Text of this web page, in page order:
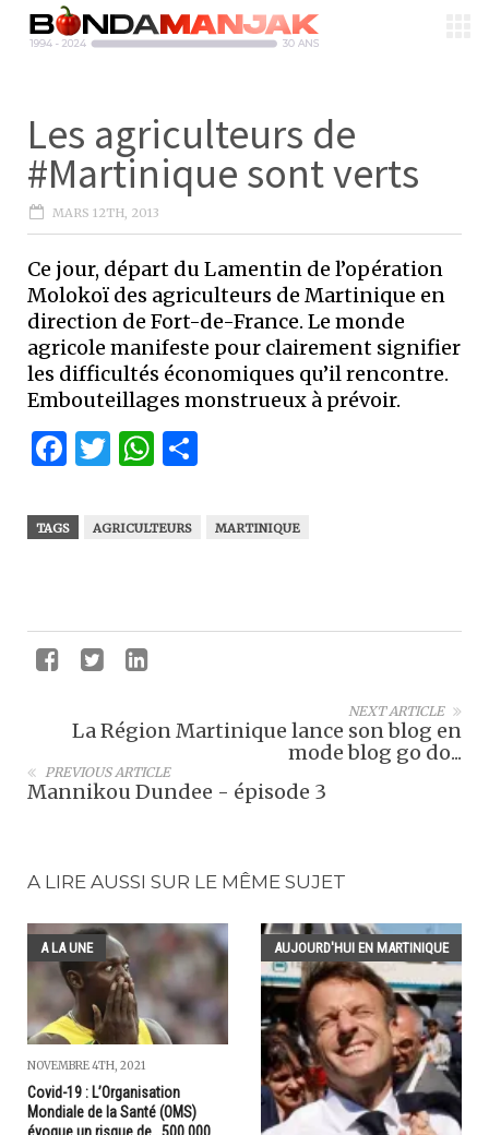
Les agriculteurs de
#Martinique sont verts
MARS 12TH, 2013
Ce jour, départ du Lamentin de l’opération
Molokoï des agriculteurs de Martinique en
direction de Fort-de-France. Le monde
agricole manifeste pour clairement signifier
les difficultés économiques qu’il rencontre.
Embouteillages monstrueux à prévoir.
Facebook
Twitter
WhatsApp
TAGS AGRICULTEURS MARTINIQUE
NEXT ARTICLE
La Région Martinique lance son blog en
mode blog go do...
PREVIOUS ARTICLE
Mannikou Dundee - épisode 3
A LIRE AUSSI SUR LE MÊME SUJET
A LA UNE
NOVEMBRE 4TH, 2021
Covid-19 : L’Organisation
Mondiale de la Santé (OMS)
AUJOURD'HUI EN MARTINIQUE